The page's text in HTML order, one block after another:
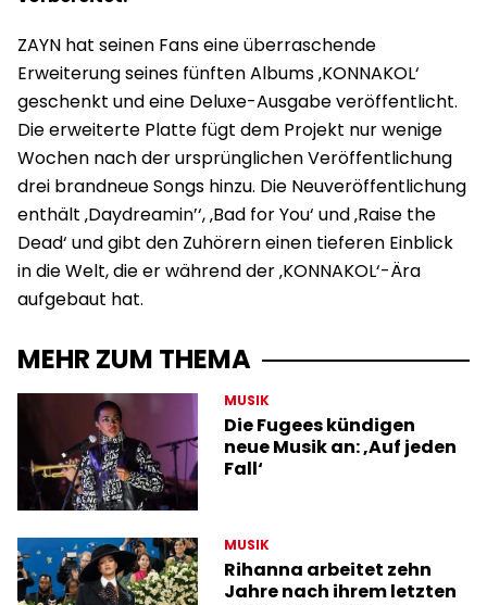
ZAYN hat seinen Fans eine überraschende
Erweiterung seines fünften Albums ‚KONNAKOL‘
geschenkt und eine Deluxe-Ausgabe veröffentlicht.
Die erweiterte Platte fügt dem Projekt nur wenige
Wochen nach der ursprünglichen Veröffentlichung
drei brandneue Songs hinzu. Die Neuveröffentlichung
enthält ‚Daydreamin’‘, ‚Bad for You‘ und ‚Raise the
Dead‘ und gibt den Zuhörern einen tieferen Einblick
in die Welt, die er während der ‚KONNAKOL‘-Ära
aufgebaut hat.
MEHR ZUM THEMA
MUSIK
Die Fugees kündigen
neue Musik an: ‚Auf jeden
Fall‘
MUSIK
Rihanna arbeitet zehn
Jahre nach ihrem letzten